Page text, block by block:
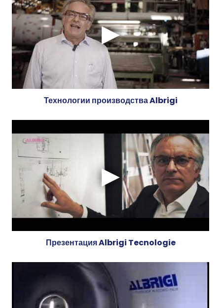
Технологии производства Albrigi
Презентация Albrigi Tecnologie